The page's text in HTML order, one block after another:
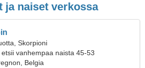
ja naiset verkossa
Skorpioni
etsii vanhempaa naista 45-53
Belgia